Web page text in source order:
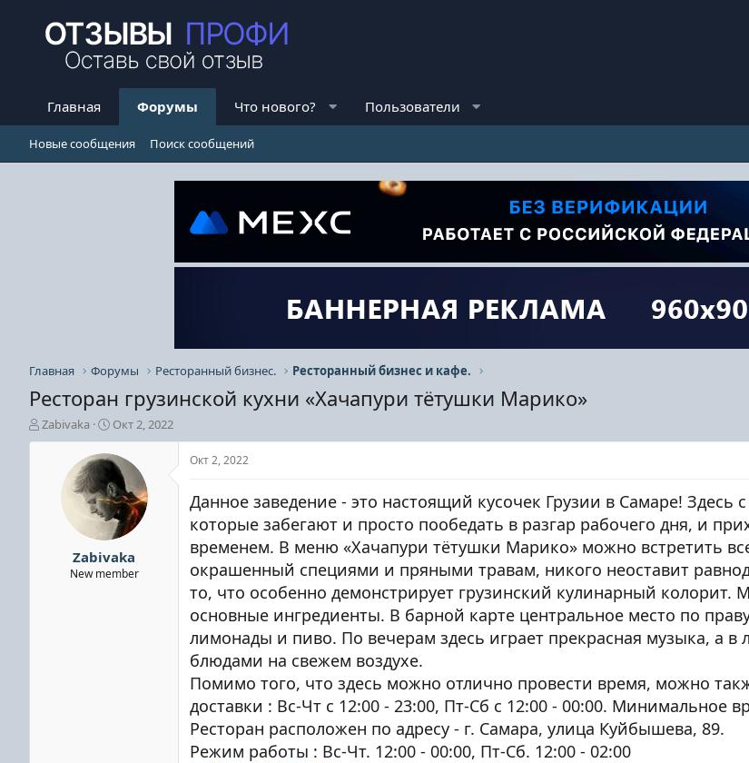
Главная Форумы Что нового? Пользователи
Новые сообщения Поиск сообщений
Главная Форумы Ресторанный бизнес. Ресторанный бизнес и кафе.
Ресторан грузинской кухни «Хачапури тётушки Марико»
А
в
Zabivaka
Д
а
т
а
н
а
ч
а
л
а
Окт 2, 2022
Zabivaka
New member
Окт 2, 2022
Данное заведение - это настоящий кусочек Грузии в Самаре!
которые забегают и просто пообедать в разгар рабочего дня, и
временем. В меню «Хачапури тётушки Марико» можно встретить
окрашенный специями и пряными травам, никого неоставит
то, что особенно демонстрирует грузинский кулинарный
основные ингредиенты. В барной карте центральное место по
лимонады и пиво. По вечерам здесь играет прекрасная музыка, а в
блюдами на свежем воздухе.
Помимо того, что здесь можно отлично провести время, можно
доставки : Вс-Чт с 12:00 - 23:00, Пт-Сб с 12:00 - 00:00. Минимальное
Ресторан расположен по адресу - г. Самара, улица Куйбышева, 89.
Режим работы : Вс-Чт. 12:00 - 00:00, Пт-Сб. 12:00 - 02:00